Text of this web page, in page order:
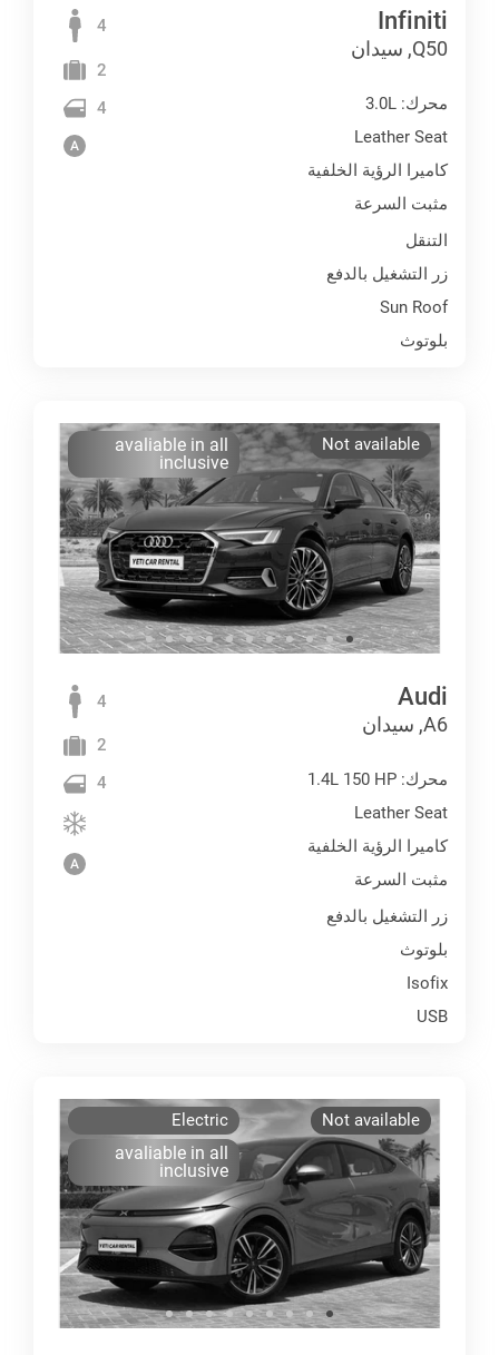
Infiniti
Q50, سيدان
محرك: 3.0L
Leather Seat
كاميرا الرؤية الخلفية
مثبت السرعة
التنقل
زر التشغيل بالدفع
Sun Roof
بلوتوث
4
2
4
Not available
avaliable in all
inclusive
Audi
A6, سيدان
محرك: 1.4L 150 HP
Leather Seat
كاميرا الرؤية الخلفية
مثبت السرعة
زر التشغيل بالدفع
بلوتوث
Isofix
USB
4
2
4
Not available
Electric
avaliable in all
inclusive